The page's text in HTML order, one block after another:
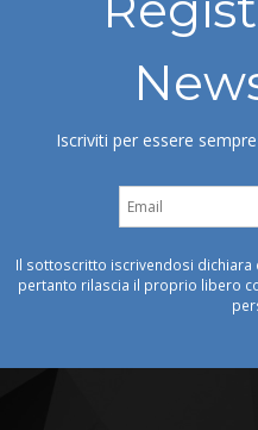
Iscriviti per essere
Il sottoscritto iscrivendosi dichiara
pertanto rilascia il proprio libero